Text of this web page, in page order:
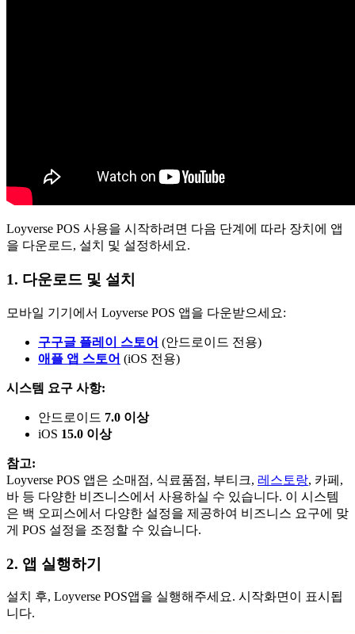
Loyverse POS 사용을 시작하려면 다음 단계에 따라 장치에 앱
을 다운로드, 설치 및 설정하세요.
1. 다운로드 및 설치
모바일 기기에서 Loyverse POS 앱을 다운받으세요:
구구글 플레이 스토어 (안드로이드 전용)
애플 앱 스토어 (iOS 전용)
시스템 요구 사항:
안드로이드 7.0 이상
iOS 15.0 이상
참고:
Loyverse POS 앱은 소매점, 식료품점, 부티크, 레스토랑, 카페,
바 등 다양한 비즈니스에서 사용하실 수 있습니다. 이 시스템
은 백 오피스에서 다양한 설정을 제공하여 비즈니스 요구에 맞
게 POS 설정을 조정할 수 있습니다.
2. 앱 실행하기
설치 후, Loyverse POS앱을 실행해주세요. 시작화면이 표시됩
니다.